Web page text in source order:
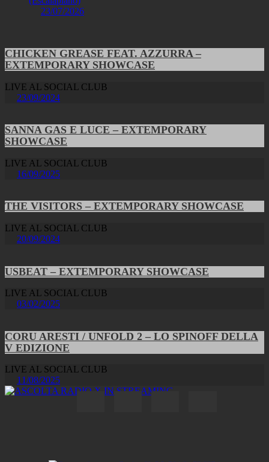
23/07/2026
CHICKEN GREASE FEAT. AZZURRA –
EXTEMPORARY SHOWCASE
LIVE AL SOCIAL CLUB
23/09/2024
SANNA GAS E LUCE – EXTEMPORARY
SHOWCASE
LIVE AL SOCIAL CLUB
16/09/2025
THE VISITORS – EXTEMPORARY SHOWCASE
LIVE AL SOCIAL CLUB
20/09/2024
USBEAT – EXTEMPORARY SHOWCASE
LIVE AL SOCIAL CLUB
03/02/2025
CORU ARESTI / UNFOLD 2 – LO SPINOFF DELLA
V EDIZIONE
LIVE AL SOCIAL CLUB
11/08/2025